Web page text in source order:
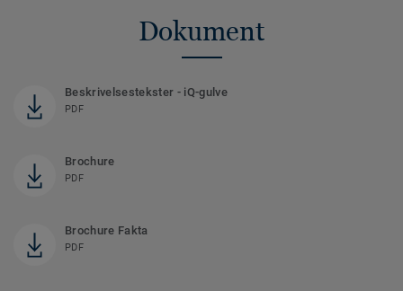
Dokument
Beskrivelsestekster - iQ-gulve
PDF
Brochure
PDF
Brochure Fakta
PDF